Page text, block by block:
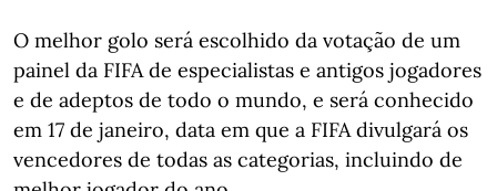
O melhor golo será escolhido da votação de um
painel da FIFA de especialistas e antigos jogadores
e de adeptos de todo o mundo, e será conhecido
em 17 de janeiro, data em que a FIFA divulgará os
vencedores de todas as categorias, incluindo de